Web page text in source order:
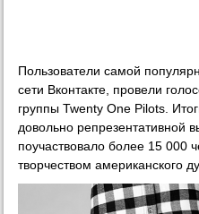
Пользователи самой
сети Вконтакте, провели
группы Twenty One Pilots.
довольно репрезентативной
поучаствовало более 15 000
творчеством американского